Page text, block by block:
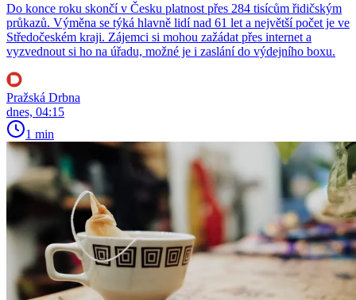
Do konce roku skončí v Česku platnost přes 284 tisícům řidičským
průkazů. Výměna se týká hlavně lidí nad 61 let a největší počet je ve
Středočeském kraji. Zájemci si mohou zažádat přes internet a
vyzvednout si ho na úřadu, možné je i zaslání do výdejního boxu.
Pražská Drbna
dnes, 04:15
1 min